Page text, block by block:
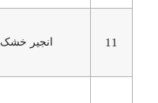
11 انجیر خشک